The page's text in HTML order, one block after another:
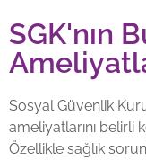
SGK'nın
Sosyal Güvenlik
ameliyatlarını belirli
Özellikle sağlık